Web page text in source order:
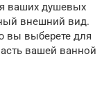
ваших душевых
внешний вид.
вы выберете для
вашей ванной